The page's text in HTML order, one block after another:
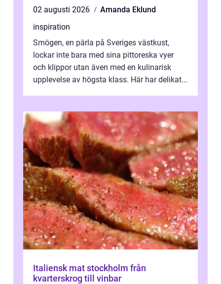
02 augusti 2026
Amanda Eklund
inspiration
Smögen, en pärla på Sveriges västkust,
lockar inte bara med sina pittoreska vyer
och klippor utan även med en kulinarisk
upplevelse av högsta klass. Här har delikat...
Italiensk mat stockholm från
kvarterskrog till vinbar